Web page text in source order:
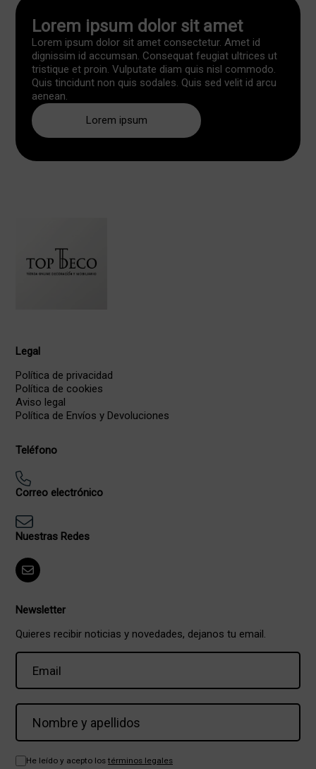
Lorem ipsum dolor sit amet
Lorem ipsum dolor sit amet consectetur. Amet id
dignissim id accumsan. Consequat feugiat ultrices ut
tristique et proin. Vulputate diam quis nisl commodo.
Quis tincidunt non quis sodales. Quis sed velit id arcu
aenean.
Lorem ipsum
Legal
Política de privacidad
Política de cookies
Aviso legal
Política de Envíos y Devoluciones
Teléfono
Correo electrónico
Nuestras Redes
Newsletter
Quieres recibir noticias y novedades, dejanos tu email.
He leído y acepto los términos legales